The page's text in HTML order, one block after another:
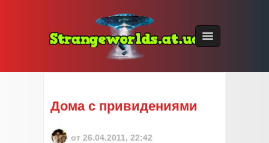
Дома с привидениями
от 26.04.2011, 22:42